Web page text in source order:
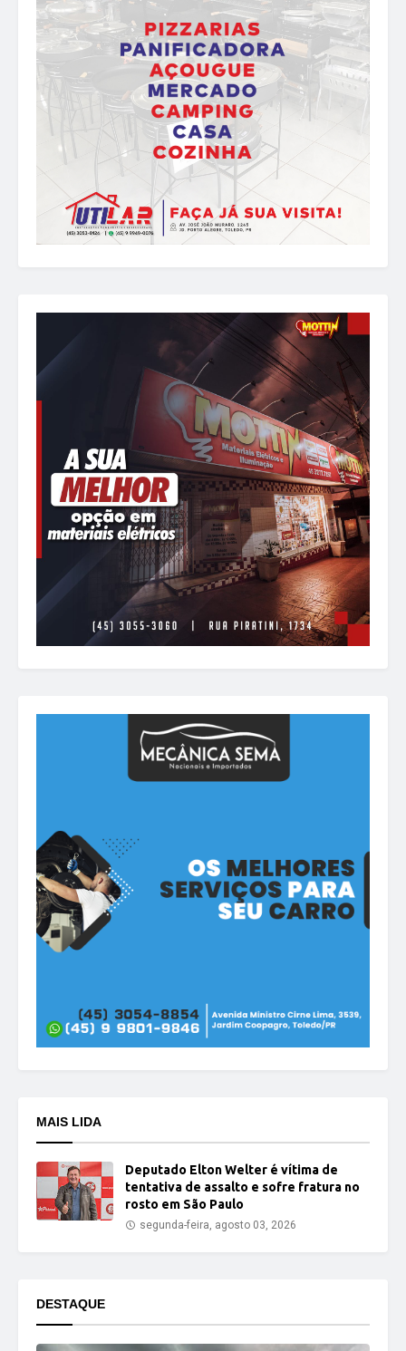
MAIS LIDA
Deputado Elton Welter é vítima de
tentativa de assalto e sofre fratura no
rosto em São Paulo
segunda-feira, agosto 03, 2026
DESTAQUE